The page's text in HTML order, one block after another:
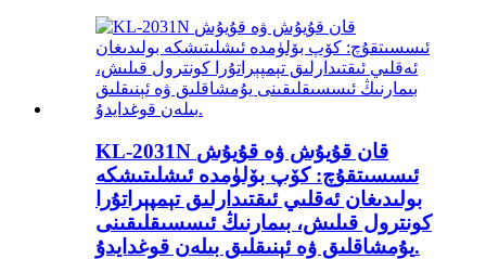
KL-2031N قان قۇيۇش ۋە قۇيۇش
ئىسسىتقۇچ: كۆپ بۆلۈمدە ئىشلىتىشكە
بولىدىغان ئەقلىي ئىقتىدارلىق تېمپېراتۇرا
كونترول قىلىش، بىمارنىڭ ئىسسىقلىقىنى
يۇمشاقلىق ۋە ئېنىقلىق بىلەن قوغدايدۇ.